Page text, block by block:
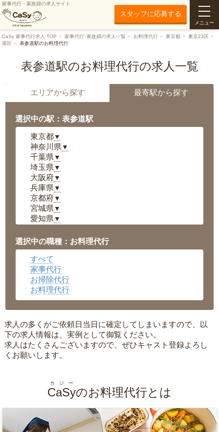
家事代行・家政婦の求人サイト
スタッフに応募する
メニュー
CaSy 家事代行求人 TOP 家事代行･家政婦の求人一覧 お料理代行 東京都
東京23区
港区
表参道駅のお料理代行
表参道駅のお料理代行の求人一覧
エリアから探す 最寄駅から探す
選択中の駅：表参道駅
東京都▼
神奈川県 ▼
千葉県 ▼
埼玉県 ▼
大阪府▼
兵庫県 ▼
京都府▼
宮城県 ▼
愛知県 ▼
岡山県▼
広島県▼
沖縄県
選択中の職種：お料理代行
すべて
家事代行
お掃除代行
お料理代行
求人の多くがご依頼日当日に確定してしまいますので、以
下の求人情報は、実例として御覧ください。
求人はたくさんございますので、ぜひキャスト登録よろし
くお願いします。
CaSy
カジー
のお料理代行とは